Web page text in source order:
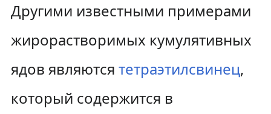
Другими известными примерами
жирорастворимых кумулятивных
ядов являются тетраэтилсвинец,
который содержится в